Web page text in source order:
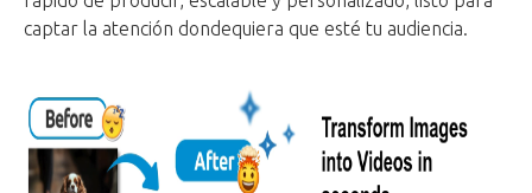
captar la atención dondequiera que esté tu audiencia.